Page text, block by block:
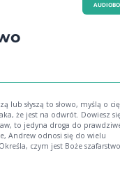
lub słyszą to słowo, myślą o
że jest na odwrót. Dowiesz
to jedyna droga do
czym jest Boże